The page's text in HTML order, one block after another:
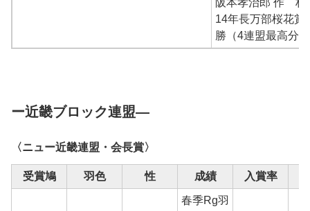
14年長万部桜花賞
勝（4連盟最高分
ー近畿ブロック連盟―
〈ニュー近畿連盟・会長賞〉
受賞鳩 羽色 性 成績 入賞率
春季Rg羽